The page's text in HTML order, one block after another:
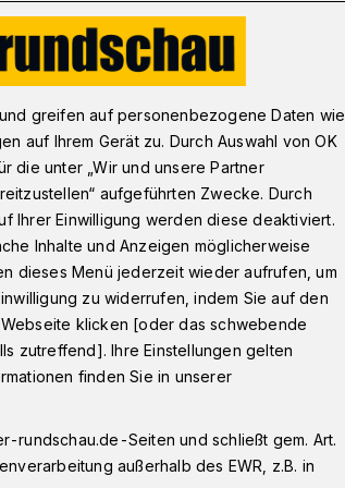
Comeback
Freitag (20.
nach
(WSW) hoffen,
greifen auf personenbezogene Daten wie
auf Ihrem Gerät zu. Durch Auswahl von OK
die unter „Wir und unsere Partner
aufgeführten Zwecke. Durch
Ihrer Einwilligung werden diese deaktiviert.
Inhalte und Anzeigen möglicherweise
dieses Menü jederzeit wieder aufrufen, um
zu widerrufen, indem Sie auf den
klicken [oder das schwebende
zutreffend]. Ihre Einstellungen gelten
finden Sie in unserer
rundschau.de-Seiten und schließt gem. Art.
außerhalb des EWR, z.B. in